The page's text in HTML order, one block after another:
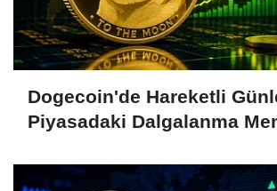
Dogecoin'de Hareketli
Piyasadaki Dalgalanma